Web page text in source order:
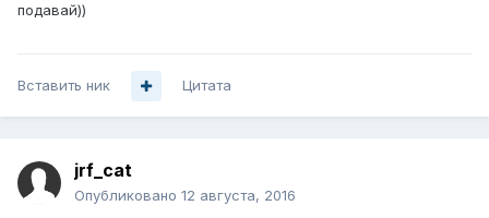
подавай))
Вставить ник Цитата
jrf_cat
Опубликовано 12 августа, 2016